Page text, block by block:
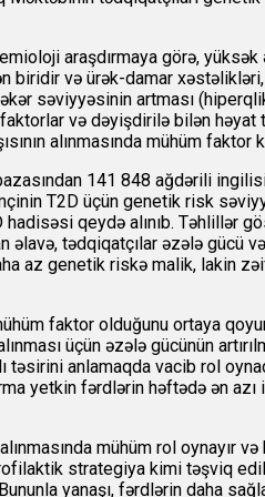
araşdırmaya görə,
və ürək-damar
səviyyəsinin artması
və dəyişdirilə bilən
alınmasında mühüm faktor
141 848 ağdərili
T2D üçün genetik risk
qeydə alınıb. Təhlillər
əlavə, tədqiqatçılar əzələ
az genetik riskə malik, lakin
faktor olduğunu ortaya
üçün əzələ gücünün
təsirini anlamaqda vacib rol
yetkin fərdlərin həftədə ən
mühüm rol
strategiya kimi təşviq
Bununla yanaşı, fərdlərin